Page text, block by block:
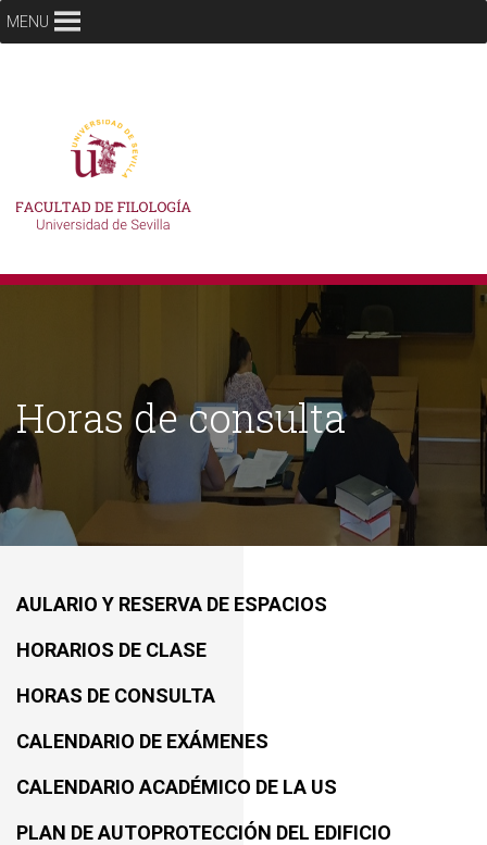
MENU
Horas de consulta
AULARIO Y RESERVA DE ESPACIOS
HORARIOS DE CLASE
HORAS DE CONSULTA
CALENDARIO DE EXÁMENES
CALENDARIO ACADÉMICO DE LA US
PLAN DE AUTOPROTECCIÓN DEL EDIFICIO